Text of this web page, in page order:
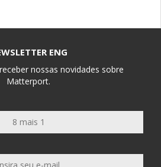
ENG
nossas novidades sobre
Matterport.